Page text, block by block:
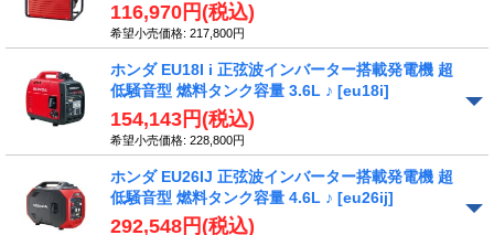
116,970円 (税込)
希望小売価格: 217,800円
ホンダ EU18I i 正弦波インバーター搭載発電機 超
低騒音型 燃料タンク容量 3.6L ♪ [eu18i]
154,143円 (税込)
希望小売価格: 228,800円
ホンダ EU26IJ 正弦波インバーター搭載発電機 超
低騒音型 燃料タンク容量 4.6L ♪ [eu26ij]
292,548円 (税込)